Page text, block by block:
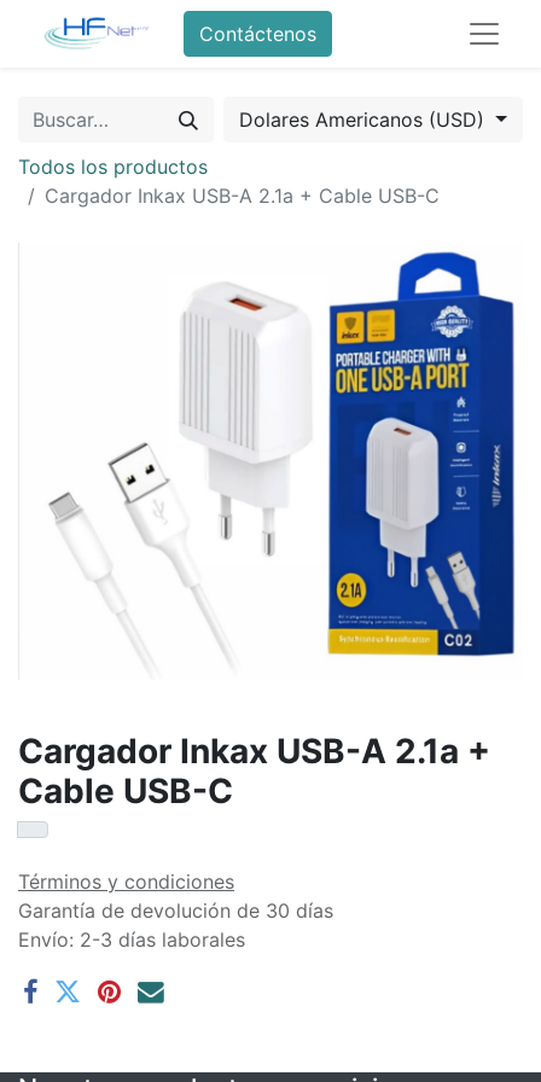
Contáctenos
Dolares Americanos (USD)
Todos los productos
Cargador Inkax USB-A 2.1a + Cable USB-C
Cargador Inkax USB-A 2.1a +
Cable USB-C
Términos y condiciones
Garantía de devolución de 30 días
Envío: 2-3 días laborales